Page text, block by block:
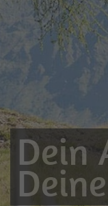
Dein